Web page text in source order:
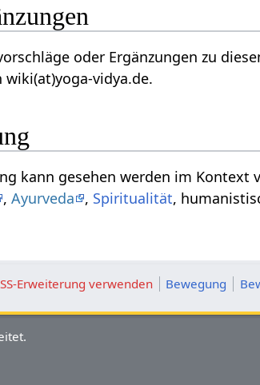
Ergänzungen
oder Ergänzungen zu diesem Wiki-Artikel zu
vidya.de.
,Ayurveda , Spiritualität,
Erweiterung verwenden Bewegung